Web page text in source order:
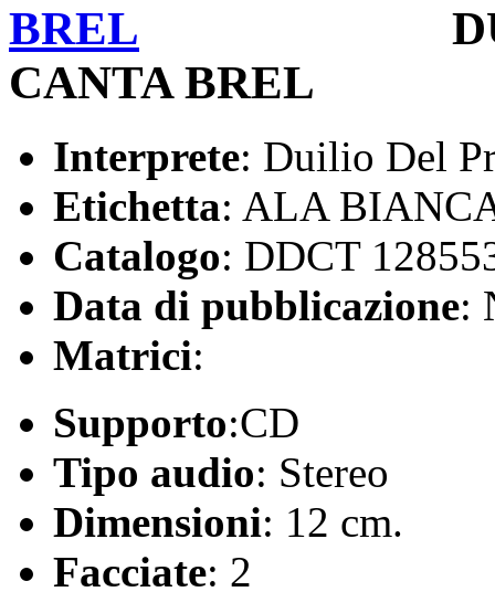
CANTA BREL
Interprete: Duilio Del
Etichetta: ALA
Catalogo: DDCT
Data di pubblicazione:
Matrici:
Supporto:CD
Tipo audio: Stereo
Dimensioni: 12 cm.
Facciate: 2